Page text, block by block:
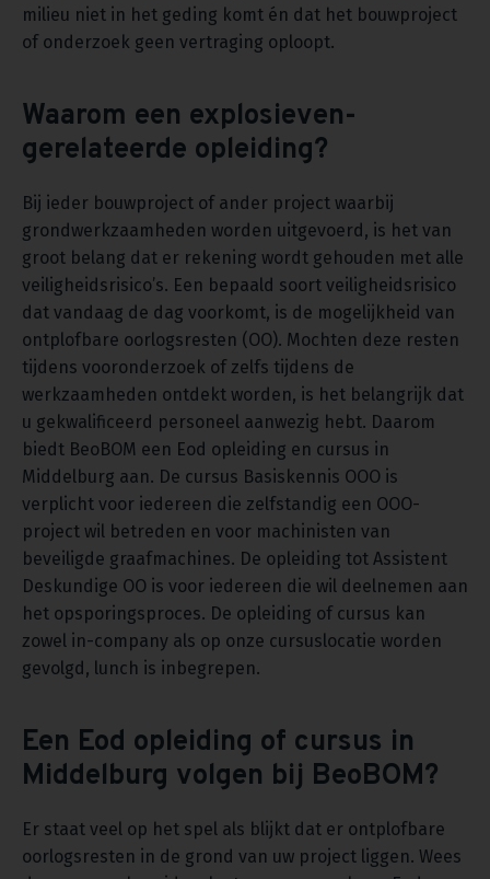
milieu niet in het geding komt én dat het bouwproject
of onderzoek geen vertraging oploopt.
Waarom een explosieven-
gerelateerde opleiding?
Bij ieder bouwproject of ander project waarbij
grondwerkzaamheden worden uitgevoerd, is het van
groot belang dat er rekening wordt gehouden met alle
veiligheidsrisico’s. Een bepaald soort veiligheidsrisico
dat vandaag de dag voorkomt, is de mogelijkheid van
ontplofbare oorlogsresten (OO). Mochten deze resten
tijdens vooronderzoek of zelfs tijdens de
werkzaamheden ontdekt worden, is het belangrijk dat
u gekwalificeerd personeel aanwezig hebt. Daarom
biedt BeoBOM een Eod opleiding en cursus in
Middelburg aan. De cursus Basiskennis OOO is
verplicht voor iedereen die zelfstandig een OOO-
project wil betreden en voor machinisten van
beveiligde graafmachines. De opleiding tot Assistent
Deskundige OO is voor iedereen die wil deelnemen aan
het opsporingsproces. De opleiding of cursus kan
zowel in-company als op onze cursuslocatie worden
gevolgd, lunch is inbegrepen.
Een Eod opleiding of cursus in
Middelburg volgen bij BeoBOM?
Er staat veel op het spel als blijkt dat er ontplofbare
oorlogsresten in de grond van uw project liggen. Wees